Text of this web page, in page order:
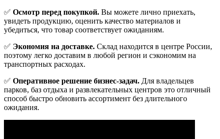
✅ Осмотр перед покупкой. Вы можете лично приехать,
увидеть продукцию, оценить качество материалов и
убедиться, что товар соответствует ожиданиям.
✅ Экономия на доставке. Склад находится в центре России,
поэтому легко доставим в любой регион и сэкономим на
транспортных расходах.
✅ Оперативное решение бизнес-задач. Для владельцев
парков, баз отдыха и развлекательных центров это отличный
способ быстро обновить ассортимент без длительного
ожидания.